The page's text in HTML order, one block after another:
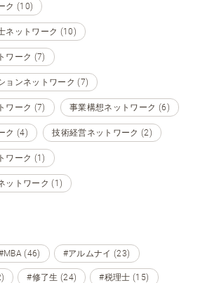
ク (10)
ネットワーク (10)
ワーク (7)
ョンネットワーク (7)
ワーク (7) 事業構想ネットワーク (6)
ク (4) 技術経営ネットワーク (2)
ワーク (1)
ットワーク (1)
(46) #アルムナイ (23)
#修了生 (24) #税理士 (15)